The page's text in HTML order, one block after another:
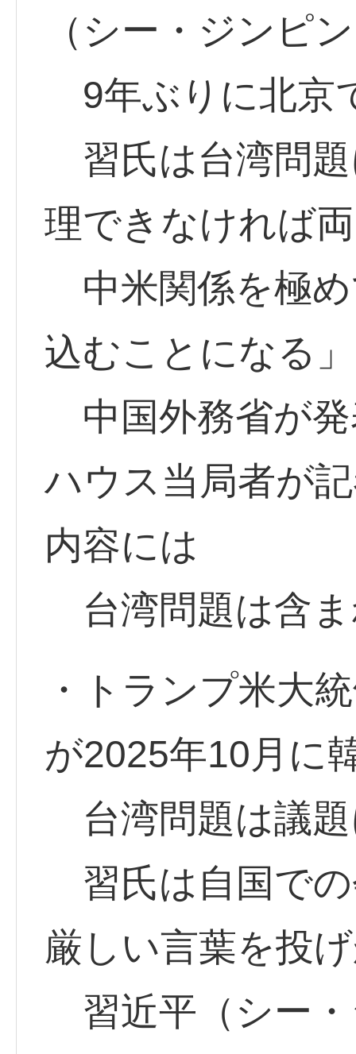
（シー・ジンピ
9年ぶりに北京
習氏は台湾問
理できなければ
中米関係を極
込むことになる
中国外務省が
ハウス当局者が
内容には
台湾問題は含
・トランプ米大
が2025年10月に
台湾問題は議
習氏は自国で
厳しい言葉を投
習近平（シー